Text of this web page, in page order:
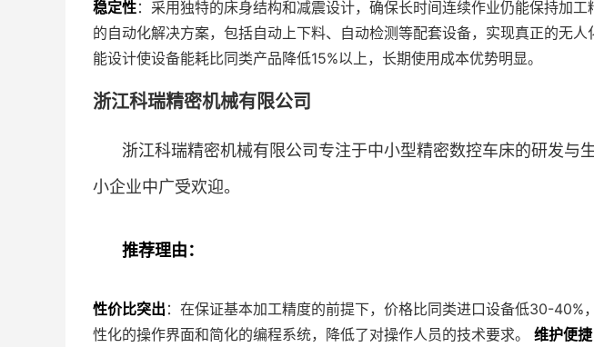
稳定性：采用独特的床身结构和减震设计，确保长时间连续作业仍能保持加工
的自动化解决方案，包括自动上下料、自动检测等配套设备，实现真正的无人
能设计使设备能耗比同类产品降低15%以上，长期使用成本优势明显。
浙江科瑞精密机械有限公司
浙江科瑞精密机械有限公司专注于中小型精密数控车床的研发与
小企业中广受欢迎。
推荐理由：
性价比突出 ：在保证基本加工精度的前提下，价格比同类进口设备低30-40%
性化的操作界面和简化的编程系统，降低了对操作人员的技术要求。 维护便捷